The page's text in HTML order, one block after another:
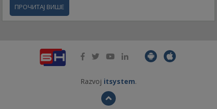
ПРОЧИТАЈ ВИШЕ
Razvoj itsystem.